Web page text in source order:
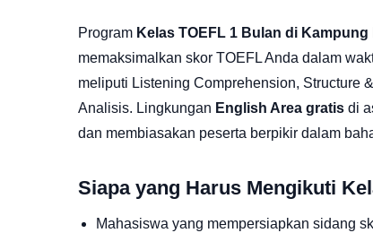
Program Kelas TOEFL 1 Bulan di Kampung
memaksimalkan skor TOEFL Anda dalam
meliputi Listening Comprehension, Structure
Analisis. Lingkungan English Area gratis di
dan membiasakan peserta berpikir dalam
Siapa yang Harus Mengikuti
Mahasiswa yang mempersiapkan sidang